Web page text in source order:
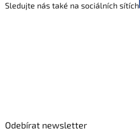
Sledujte nás také na sociálních sítích
Odebírat newsletter